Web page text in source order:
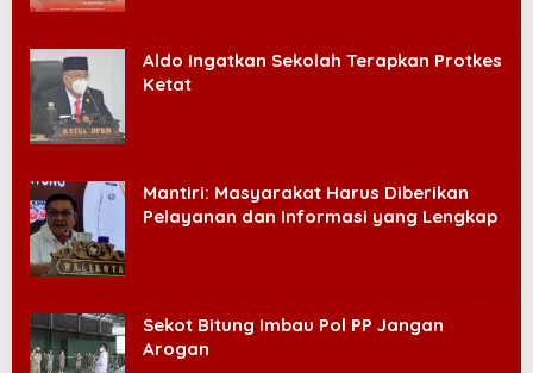
Aldo Ingatkan Sekolah Terapkan Protkes
Ketat
Mantiri: Masyarakat Harus Diberikan
Pelayanan dan Informasi yang Lengkap
Sekot Bitung Imbau Pol PP Jangan
Arogan